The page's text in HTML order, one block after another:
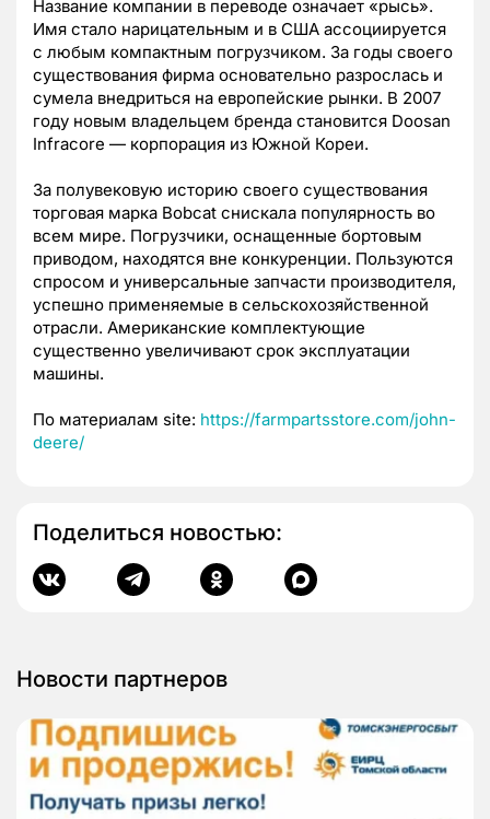
Название компании в переводе означает «рысь».
Имя стало нарицательным и в США ассоциируется
с любым компактным погрузчиком. За годы своего
существования фирма основательно разрослась и
сумела внедриться на европейские рынки. В 2007
году новым владельцем бренда становится Doosan
Infracore — корпорация из Южной Кореи.
За полувековую историю своего существования
торговая марка Bobcat снискала популярность во
всем мире. Погрузчики, оснащенные бортовым
приводом, находятся вне конкуренции. Пользуются
спросом и универсальные запчасти производителя,
успешно применяемые в сельскохозяйственной
отрасли. Американские комплектующие
существенно увеличивают срок эксплуатации
машины.
По материалам site: https://farmpartsstore.com/john-
deere/
Поделиться новостью:
Новости партнеров